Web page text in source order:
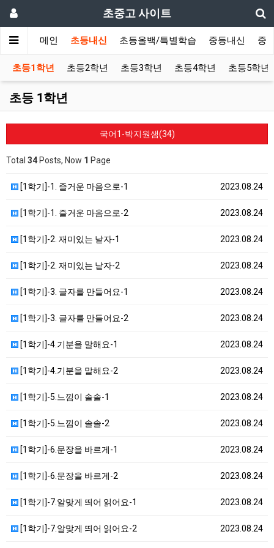
초중고 사이트
메인 초등내신 초등올백/특별학습 중등내신 중
초등1학년 초등2학년 초등3학년 초등4학년 초등5학년
초등 1학년
국어1-박지원샘(34)
Total 34 Posts, Now 1 Page
2023.08.24
[1학기]-1. 즐거운 마음으로-1
2023.08.24
[1학기]-1. 즐거운 마음으로-2
2023.08.24
[1학기]-2. 재미있는 낱자-1
2023.08.24
[1학기]-2. 재미있는 낱자-2
2023.08.24
[1학기]-3. 글자를 만들어요-1
2023.08.24
[1학기]-3. 글자를 만들어요-2
2023.08.24
[1학기]-4.기분을 말해요-1
2023.08.24
[1학기]-4.기분을 말해요-2
2023.08.24
[1학기]-5.느낌이 솔솔-1
2023.08.24
[1학기]-5.느낌이 솔솔-2
2023.08.24
[1학기]-6.문장을 바르게-1
2023.08.24
[1학기]-6.문장을 바르게-2
2023.08.24
[1학기]-7.알맞게 띄어 읽어요-1
2023.08.24
[1학기]-7.알맞게 띄어 읽어요-2